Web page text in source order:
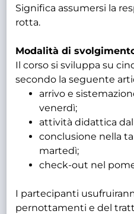
Significa assumersi la
rotta.
Modalità di
Il corso si sviluppa su
secondo la seguente
arrivo e
venerdì;
attività didattica
conclusione nella
martedì;
check-out nel
I partecipanti
pernottamenti e del